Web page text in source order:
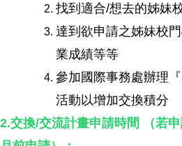
找到適合/想去的姊妹
達到欲申請之姊妹校
業成績等等
參加國際事務處辦理
活動以增加交換積分
2.交換/交流計畫申請時間 （若